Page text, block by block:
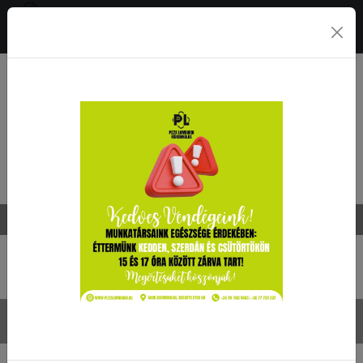
Frissensültek
Bolognai sertésszelet
Spagetti tészta, bolognai ragu, sajt, rántott sertésszelet
Dínó husi